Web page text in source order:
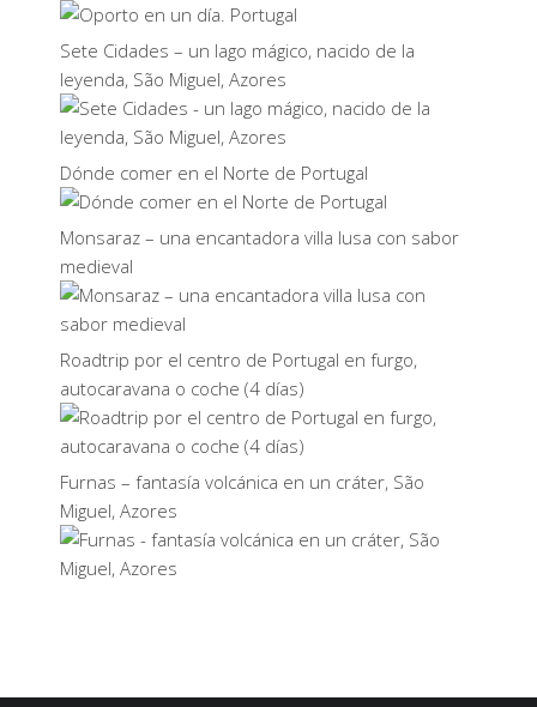
Sete Cidades – un lago mágico, nacido de la
leyenda, São Miguel, Azores
Dónde comer en el Norte de Portugal
Monsaraz – una encantadora villa lusa con sabor
medieval
Roadtrip por el centro de Portugal en furgo,
autocaravana o coche (4 días)
Furnas – fantasía volcánica en un cráter, São
Miguel, Azores